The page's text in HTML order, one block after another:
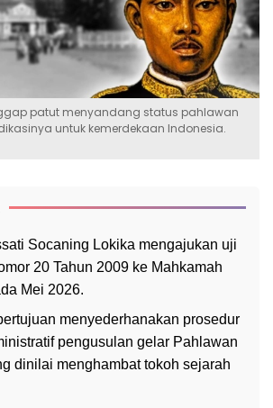
patut menyandang status pahlawan
untuk kemerdekaan Indonesia.
Socaning Lokika mengajukan uji
20 Tahun 2009 ke Mahkamah
Mei 2026.
menyederhanakan prosedur
pengusulan gelar Pahlawan
dinilai menghambat tokoh sejarah